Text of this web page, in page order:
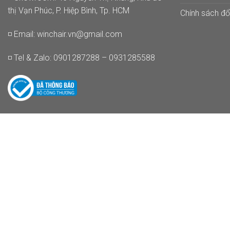
thị Vạn Phúc, P. Hiệp Bình, Tp. HCM
◽ Email: winchair.vn@gmail.com
◽ Tel & Zalo: 0901287288 – 0931285588
Chính sách